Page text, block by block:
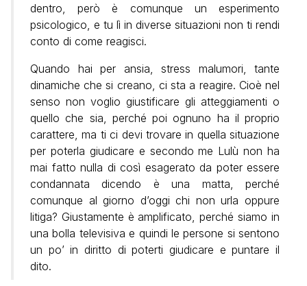
dentro, però è comunque un esperimento
psicologico, e tu lì in diverse situazioni non ti rendi
conto di come reagisci.
Quando hai per ansia, stress malumori, tante
dinamiche che si creano, ci sta a reagire. Cioè nel
senso non voglio giustificare gli atteggiamenti o
quello che sia, perché poi ognuno ha il proprio
carattere, ma ti ci devi trovare in quella situazione
per poterla giudicare e secondo me Lulù non ha
mai fatto nulla di così esagerato da poter essere
condannata dicendo è una matta, perché
comunque al giorno d’oggi chi non urla oppure
litiga? Giustamente è amplificato, perché siamo in
una bolla televisiva e quindi le persone si sentono
un po’ in diritto di poterti giudicare e puntare il
dito.